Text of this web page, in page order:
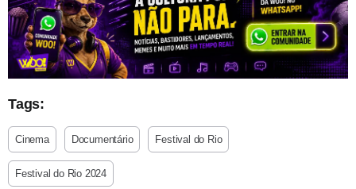
Tags:
Cinema Documentário Festival do Rio
Festival do Rio 2024